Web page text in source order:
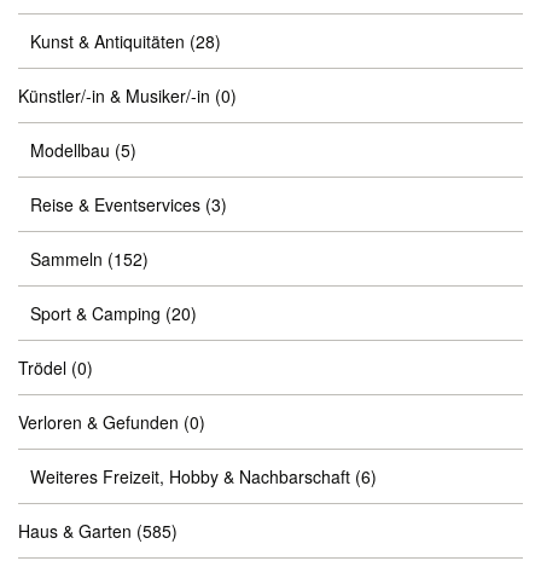
Kunst & Antiquitäten (28)
Künstler/-in & Musiker/-in (0)
Modellbau (5)
Reise & Eventservices (3)
Sammeln (152)
Sport & Camping (20)
Trödel (0)
Verloren & Gefunden (0)
Weiteres Freizeit, Hobby & Nachbarschaft (6)
Haus & Garten (585)